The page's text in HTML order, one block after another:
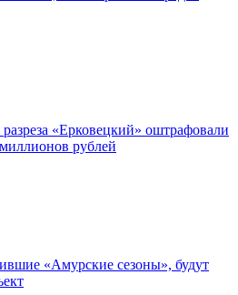
«Ерковецкий» оштрафовали
рублей
«Амурские сезоны», будут